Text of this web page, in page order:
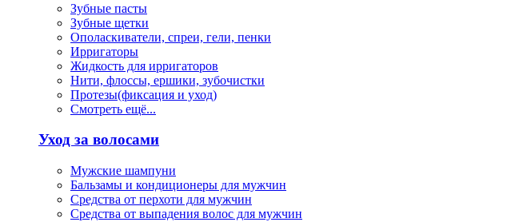
Зубные пасты
Зубные щетки
Ополаскиватели, спреи, гели, пенки
Ирригаторы
Жидкость для ирригаторов
Нити, флосcы, ершики, зубочистки
Протезы(фиксация и уход)
Смотреть ещё...
Уход за волосами
Мужские шампуни
Бальзамы и кондиционеры для мужчин
Средства от перхоти для мужчин
Средства от выпадения волос для мужчин